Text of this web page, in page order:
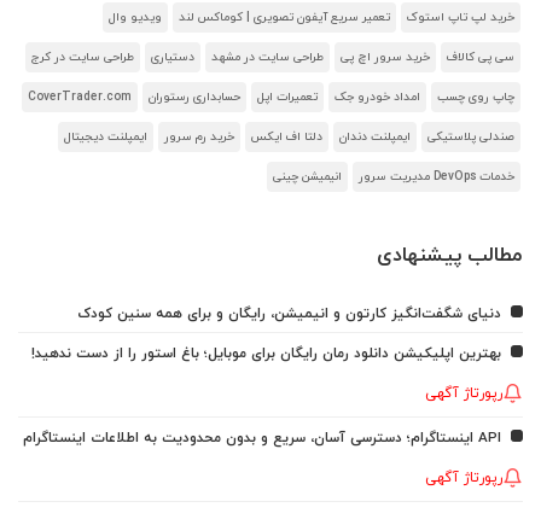
خرید لپ تاپ استوک تعمیر سریع آیفون تصویری | کوماکس لند ویدیو وال
سی پی کالاف خرید سرور اچ پی طراحی سایت در مشهد دستیاری طراحی سایت در کرج
چاپ روی چسب امداد خودرو جک تعمیرات اپل حسابداری رستوران CoverTrader.com
صندلی پلاستیکی ایمپلنت دندان دلتا اف ایکس خرید رم سرور ایمپلنت دیجیتال
خدمات DevOps مدیریت سرور انیمیشن چینی
مطالب پیشنهادی
دنیای شگفت‌انگیز کارتون و انیمیشن، رایگان و برای همه سنین کودک
بهترین اپلیکیشن دانلود رمان رایگان برای موبایل؛ باغ استور را از دست ندهید!
رپورتاژ آگهی
API اینستاگرام؛ دسترسی آسان، سریع و بدون محدودیت به اطلاعات اینستاگرام
رپورتاژ آگهی